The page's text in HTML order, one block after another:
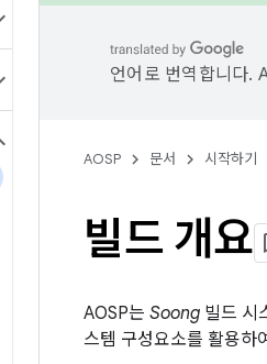
언어로 번역합니다.
AOSP 문서 시작하기
빌드 개요
AOSP는 Soong 빌드 시
스템 구성요소를 활용하